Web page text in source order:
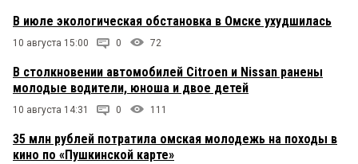
В июле экологическая обстановка в Омске ухудшилась
10 августа 15:00 0 72
В столкновении автомобилей Citroen и Nissan ранены
молодые водители, юноша и двое детей
10 августа 14:31 0 111
35 млн рублей потратила омская молодежь на походы в
кино по «Пушкинской карте»